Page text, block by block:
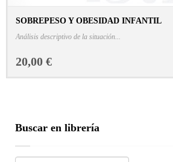
SOBREPESO Y OBESIDAD INFANTIL
Análisis descriptivo de la situación...
20,00 €
Buscar en librería